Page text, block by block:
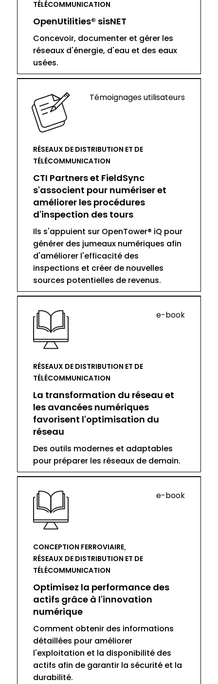
TÉLÉCOMMUNICATION
OpenUtilities® sisNET
Concevoir, documenter et gérer les
réseaux d'énergie, d'eau et des eaux
usées.
Témoignages utilisateurs
RÉSEAUX DE DISTRIBUTION ET DE
TÉLÉCOMMUNICATION
CTI Partners et FieldSync
s'associent pour numériser et
améliorer les procédures
d'inspection des tours
Ils s'appuient sur OpenTower® iQ pour
générer des jumeaux numériques afin
d'améliorer l'efficacité des
inspections et créer de nouvelles
sources potentielles de revenus.
e-book
RÉSEAUX DE DISTRIBUTION ET DE
TÉLÉCOMMUNICATION
La transformation du réseau et
les avancées numériques
favorisent l'optimisation du
réseau
Des outils modernes et adaptables
pour préparer les réseaux de demain.
e-book
CONCEPTION FERROVIAIRE
RÉSEAUX DE DISTRIBUTION ET DE
TÉLÉCOMMUNICATION
Optimisez la performance des
actifs grâce à l'innovation
numérique
Comment obtenir des informations
détaillées pour améliorer
l'exploitation et la disponibilité des
actifs afin de garantir la sécurité et la
durabilité.